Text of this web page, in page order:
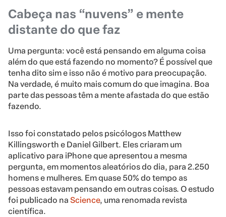
Cabeça nas “nuvens” e mente
distante do que faz
Uma pergunta: você está pensando em alguma coisa
além do que está fazendo no momento? É possível que
tenha dito sim e isso não é motivo para preocupação.
Na verdade, é muito mais comum do que imagina. Boa
parte das pessoas têm a mente afastada do que estão
fazendo.
Isso foi constatado pelos psicólogos Matthew
Killingsworth e Daniel Gilbert. Eles criaram um
aplicativo para iPhone que apresentou a mesma
pergunta, em momentos aleatórios do dia, para 2.250
homens e mulheres. Em quase 50% do tempo as
pessoas estavam pensando em outras coisas. O estudo
foi publicado na Science, uma renomada revista
científica.